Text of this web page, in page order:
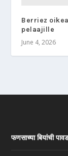
Berriez
pelaajille
June 4, 2026
फणसाच्या बियांची